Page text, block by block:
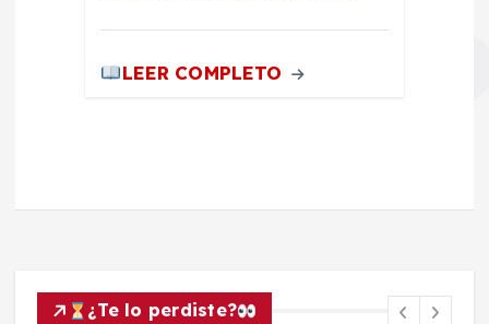
LEER COMPLETO
¿Te lo perdiste?